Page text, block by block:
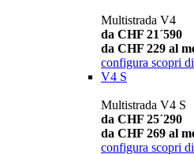
Multistrada V4
da CHF 21´590
da CHF 229 al
configura scopri
V4 S
Multistrada V4 S
da CHF 25´290
da CHF 269 al
configura scopri